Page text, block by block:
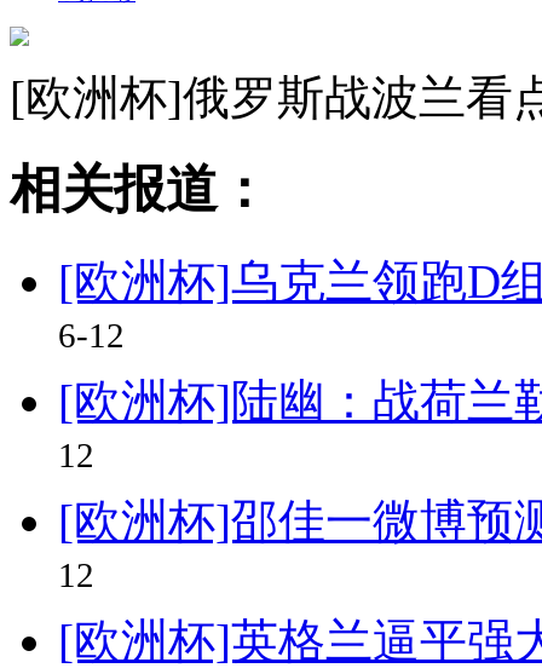
[欧洲杯]俄罗斯战波兰看
相关报道：
[欧洲杯]乌克兰领跑D
6-12
[欧洲杯]陆幽：战荷兰
12
[欧洲杯]邵佳一微博预
12
[欧洲杯]英格兰逼平强